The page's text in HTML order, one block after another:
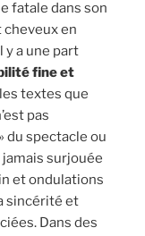
fatale dans son
cheveux en
y a une part
fine et
textes que
pas
du spectacle ou
jamais surjouée
et ondulations
sincérité et
Dans des